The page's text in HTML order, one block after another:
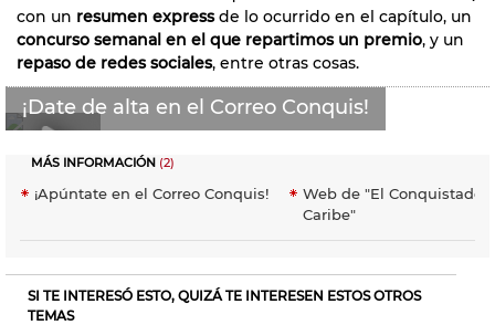
con un resumen expressde lo ocurrido en el capítulo, un
concurso semanal en el que repartimos un premio, y un
repaso de redes sociales, entre otras cosas.
¡Date de alta en el Correo Conquis!
MÁS INFORMACIÓN (2)
¡Apúntate en el Correo Conquis!
Web de "El Conquistador
Caribe"
SI TE INTERESÓ ESTO, QUIZÁ TE INTERESEN ESTOS OTROS
TEMAS